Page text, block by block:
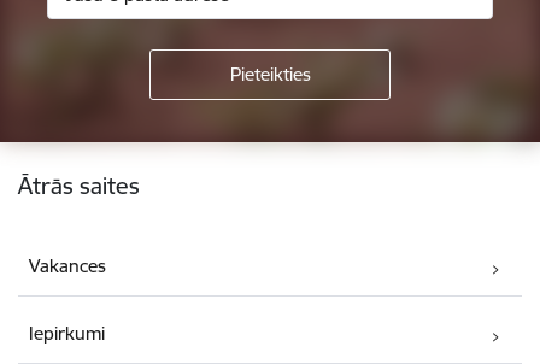
Kājene
Ātrās saites
Vakances
Iepirkumi